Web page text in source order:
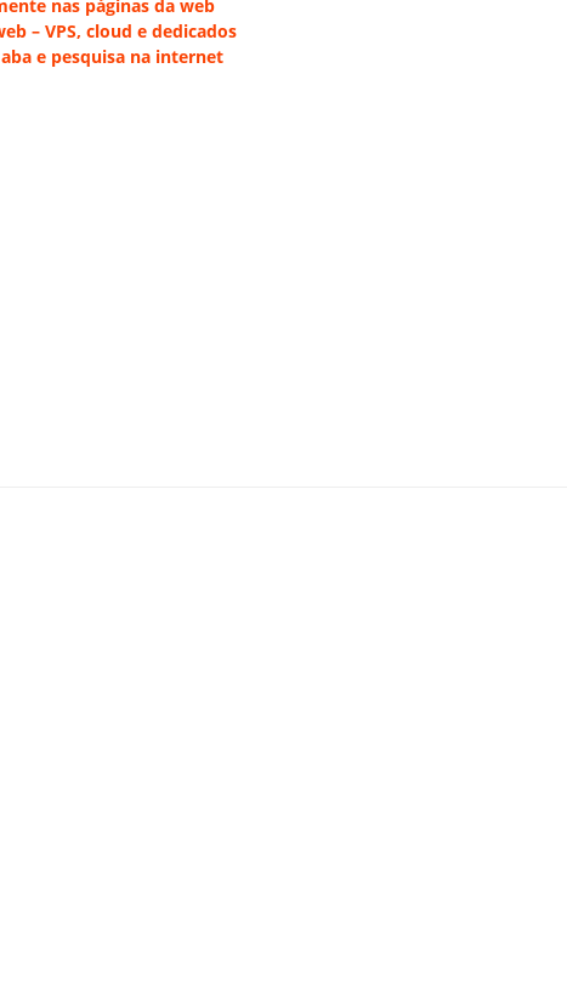
nas páginas da web
– VPS, cloud e dedicados
e pesquisa na internet